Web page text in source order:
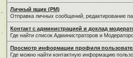
Личный ящик (PM)
Отправка личных сообщений, редактирование
Контакт с администрацией и доклад
Где найти список Администраторов и
Просмотр информации профиля
Где можно найти контактную информацию